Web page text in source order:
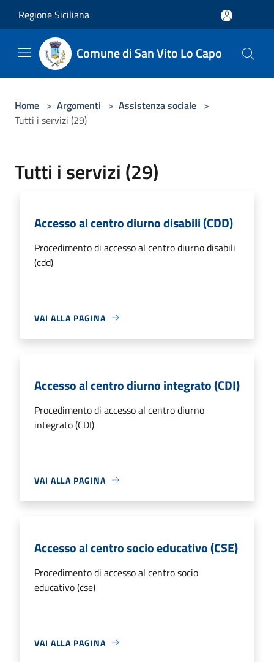
Regione Siciliana
Comune di San Vito Lo Capo
Home > Argomenti > Assistenza sociale >
Tutti i servizi (29)
Tutti i servizi (29)
Accesso al centro diurno disabili (CDD)
Procedimento di accesso al centro diurno disabili
(cdd)
VAI ALLA PAGINA
Accesso al centro diurno integrato (CDI)
Procedimento di accesso al centro diurno
integrato (CDI)
VAI ALLA PAGINA
Accesso al centro socio educativo (CSE)
Procedimento di accesso al centro socio
educativo (cse)
VAI ALLA PAGINA